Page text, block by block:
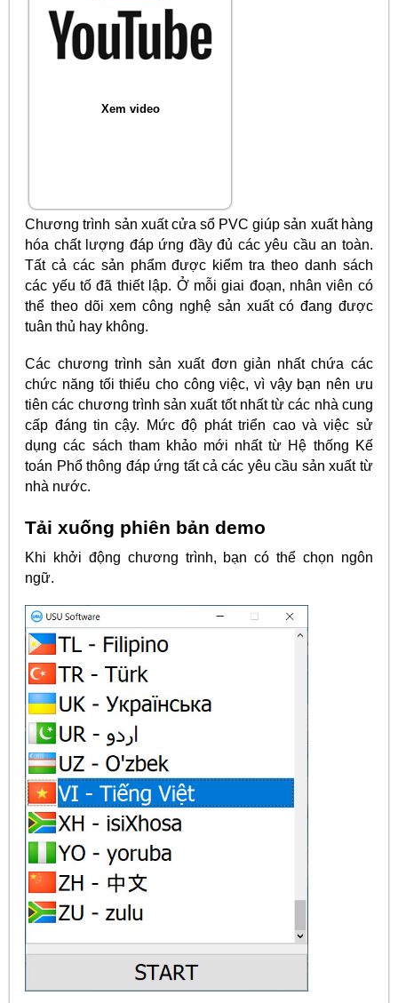
Xem video
Chương trình sản xuất cửa sổ PVC giúp sản xuất hàng
hóa chất lượng đáp ứng đầy đủ các yêu cầu an toàn.
Tất cả các sản phẩm được kiểm tra theo danh sách
các yếu tố đã thiết lập. Ở mỗi giai đoạn, nhân viên có
thể theo dõi xem công nghệ sản xuất có đang được
tuân thủ hay không.
Các chương trình sản xuất đơn giản nhất chứa các
chức năng tối thiểu cho công việc, vì vậy bạn nên ưu
tiên các chương trình sản xuất tốt nhất từ các nhà cung
cấp đáng tin cậy. Mức độ phát triển cao và việc sử
dụng các sách tham khảo mới nhất từ Hệ thống Kế
toán Phổ thông đáp ứng tất cả các yêu cầu sản xuất từ
nhà nước.
Tải xuống phiên bản demo
Khi khởi động chương trình, bạn có thể chọn ngôn
ngữ.